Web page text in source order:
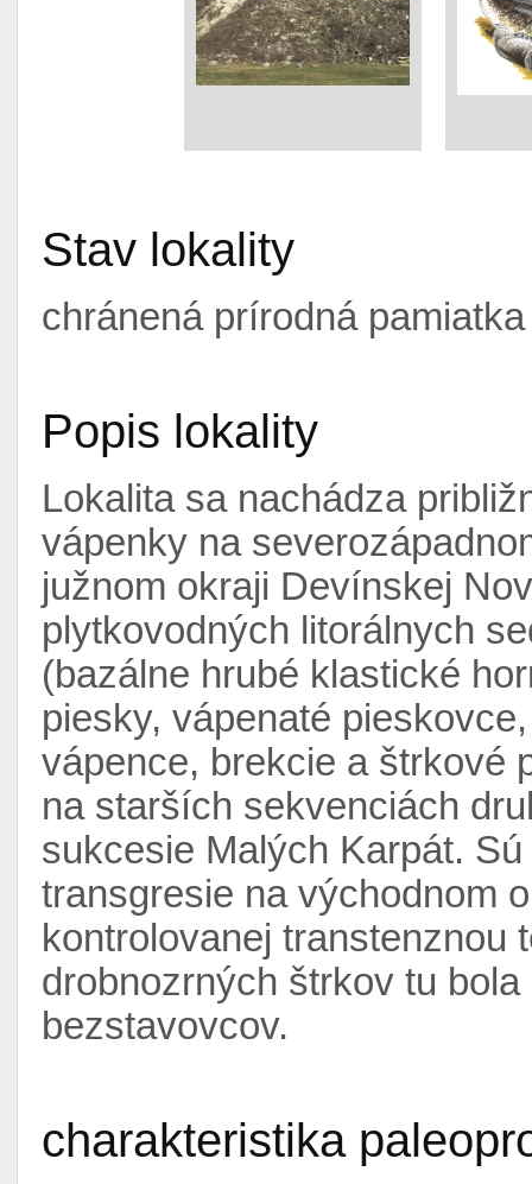
Stav lokality
chránená prírodná pamiatka
Popis lokality
Lokalita sa nachádza
vápenky na
južnom okraji Devínskej
plytkovodných litorálnych
(bazálne hrubé klastické
piesky, vápenaté
vápence, brekcie a štrkové
na starších sekvenciách
sukcesie Malých Karpát.
transgresie na východnom
kontrolovanej transtenznou
drobnozrných štrkov tu
bezstavovcov.
charakteristika